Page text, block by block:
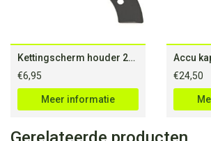
Kettingscherm houder 20/28” Impulse
€6,95
Meer informatie
Accu
€24,50